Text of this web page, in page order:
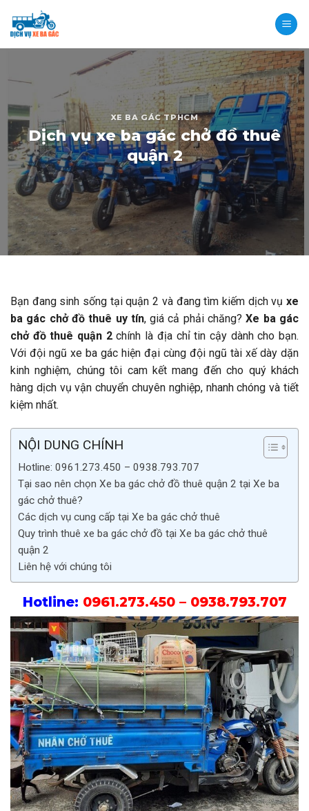
content
XE BA GÁC TPHCM
Dịch vụ xe ba gác chở đồ thuê
quận 2
Bạn đang sinh sống tại quận 2 và đang tìm kiếm dịch vụ xe
ba gác chở đồ thuê uy tín, giá cả phải chăng?Xe ba gác
chở đồ thuê quận 2chính là địa chỉ tin cậy dành cho bạn.
Với đội ngũ xe ba gác hiện đại cùng đội ngũ tài xế dày dặn
kinh nghiệm, chúng tôi cam kết mang đến cho quý khách
hàng dịch vụ vận chuyển chuyên nghiệp, nhanh chóng và tiết
kiệm nhất.
NỘI DUNG CHÍNH
Hotline: 0961.273.450 – 0938.793.707
Tại sao nên chọn Xe ba gác chở đồ thuê quận 2 tại Xe ba
gác chở thuê?
Các dịch vụ cung cấp tại Xe ba gác chở thuê
Quy trình thuê xe ba gác chở đồ tại Xe ba gác chở thuê
quận 2
Liên hệ với chúng tôi
Hotline: 0961.273.450– 0938.793.707